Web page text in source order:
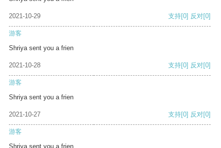
2021-10-29 支持[0] 反对[0]
游客
Shriya sent you a frien
2021-10-28 支持[0] 反对[0]
游客
Shriya sent you a frien
2021-10-27 支持[0] 反对[0]
游客
Shriya sent you a frien